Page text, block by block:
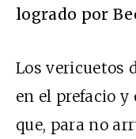
logrado por
Los vericuetos
en el prefacio
que, para no